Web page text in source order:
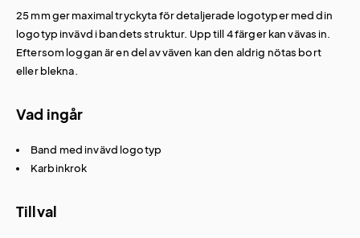
25 mm ger maximal tryckyta för detaljerade logotyper med din
logotyp invävd i bandets struktur. Upp till 4 färger kan vävas in.
Eftersom loggan är en del av väven kan den aldrig nötas bort
eller blekna.
Vad ingår
Band med invävd logotyp
Karbinkrok
Tillval